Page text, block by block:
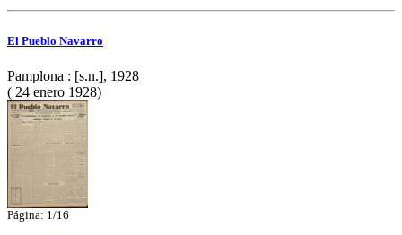
El Pueblo Navarro
Pamplona : [s.n.], 1928
( 24 enero 1928)
Página: 1/16